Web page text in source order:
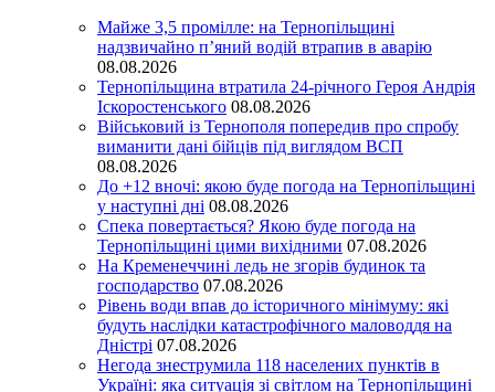
Майже 3,5 промілле: на Тернопільщині
надзвичайно п’яний водій втрапив в аварію
08.08.2026
Тернопільщина втратила 24-річного Героя Андрія
Іскоростенського 08.08.2026
Військовий із Тернополя попередив про спробу
виманити дані бійців під виглядом ВСП
08.08.2026
До +12 вночі: якою буде погода на Тернопільщині
у наступні дні 08.08.2026
Спека повертається? Якою буде погода на
Тернопільщині цими вихідними 07.08.2026
На Кременеччині ледь не згорів будинок та
господарство 07.08.2026
Рівень води впав до історичного мінімуму: які
будуть наслідки катастрофічного маловоддя на
Дністрі 07.08.2026
Негода знеструмила 118 населених пунктів в
Україні: яка ситуація зі світлом на Тернопільщині